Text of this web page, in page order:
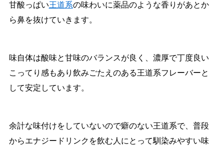
甘酸っぱい王道系の味わいに薬品のような香りがあとか
ら鼻を抜けていきます。
味自体は酸味と甘味のバランスが良く、濃厚で丁度良い
こってり感もあり飲みごたえのある王道系フレーバーと
して安定しています。
余計な味付けをしていないので癖のない王道系で、普段
からエナジードリンクを飲む人にとって馴染みやすい味